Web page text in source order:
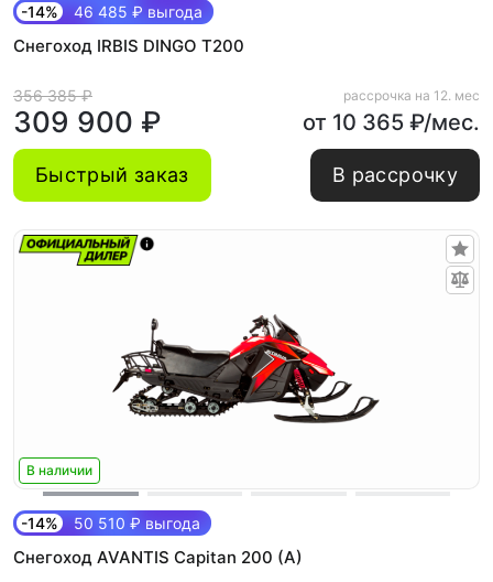
-14% 46 485 ₽ выгода
Снегоход IRBIS DINGO T200
356 385 ₽
309 900 ₽
рассрочка на 12. мес
от 10 365 ₽/мес.
Быстрый заказ В рассрочку
В наличии
-14% 50 510 ₽ выгода
Снегоход AVANTIS Capitan 200 (A)